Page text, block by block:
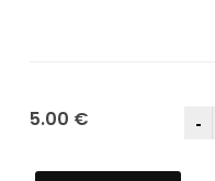
5.00 €